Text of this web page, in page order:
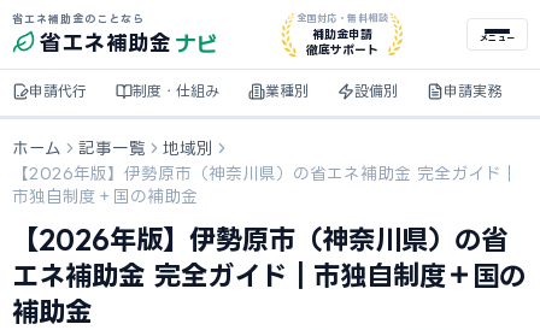
省エネ補助金のことなら
省エネ補助金 ナビ
全国対応・無料相談
補助金申請
徹底サポート
メニュー
申請代行 制度・仕組み 業種別 設備別 申請実務
ホーム 記事一覧
地域別
【2026年版】伊勢原市（神奈川県）の省エネ補助金 完全ガイド｜
市独自制度＋国の補助金
【2026年版】伊勢原市（神奈川県）の省
エネ補助金 完全ガイド｜市独自制度＋国の
補助金